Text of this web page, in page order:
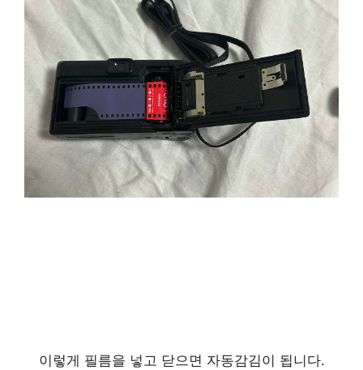
이렇게 필름을 넣고 닫으면 자동감김이 됩니다.